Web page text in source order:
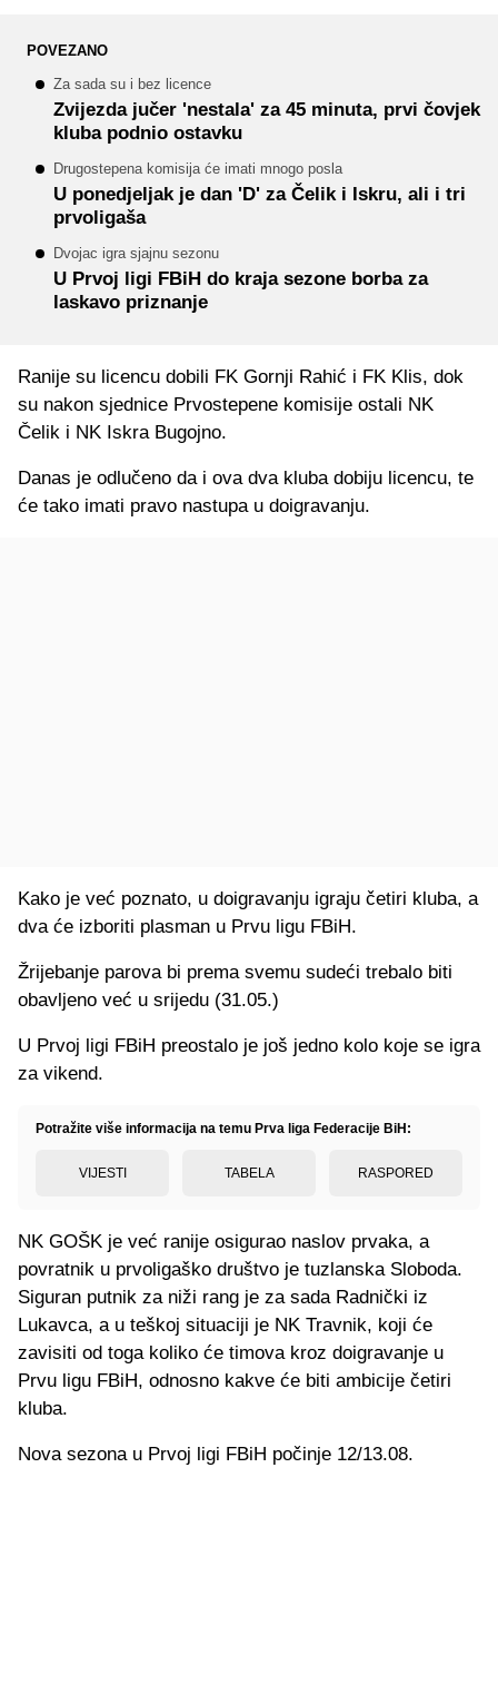
POVEZANO
Za sada su i bez licence
Zvijezda jučer 'nestala' za 45 minuta, prvi čovjek
kluba podnio ostavku
Drugostepena komisija će imati mnogo posla
U ponedjeljak je dan 'D' za Čelik i Iskru, ali i tri
prvoligaša
Dvojac igra sjajnu sezonu
U Prvoj ligi FBiH do kraja sezone borba za
laskavo priznanje
Ranije su licencu dobili FK Gornji Rahić i FK Klis, dok
su nakon sjednice Prvostepene komisije ostali NK
Čelik i NK Iskra Bugojno.
Danas je odlučeno da i ova dva kluba dobiju licencu, te
će tako imati pravo nastupa u doigravanju.
Kako je već poznato, u doigravanju igraju četiri kluba, a
dva će izboriti plasman u Prvu ligu FBiH.
Žrijebanje parova bi prema svemu sudeći trebalo biti
obavljeno već u srijedu (31.05.)
U Prvoj ligi FBiH preostalo je još jedno kolo koje se igra
za vikend.
Potražite više informacija na temu Prva liga Federacije BiH:
VIJESTI TABELA RASPORED
NK GOŠK je već ranije osigurao naslov prvaka, a
povratnik u prvoligaško društvo je tuzlanska Sloboda.
Siguran putnik za niži rang je za sada Radnički iz
Lukavca, a u teškoj situaciji je NK Travnik, koji će
zavisiti od toga koliko će timova kroz doigravanje u
Prvu ligu FBiH, odnosno kakve će biti ambicije četiri
kluba.
Nova sezona u Prvoj ligi FBiH počinje 12/13.08.